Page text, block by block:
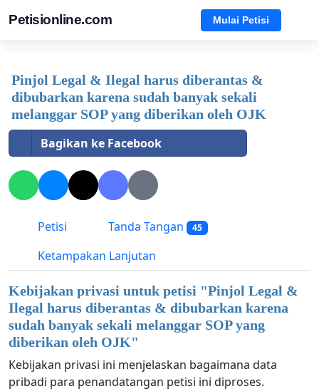
Petisionline.com Mulai Petisi
Pinjol Legal & Ilegal harus diberantas &
dibubarkan karena sudah banyak sekali
melanggar SOP yang diberikan oleh OJK
Bagikan ke Facebook
Petisi Tanda Tangan 45
Ketampakan Lanjutan
Kebijakan privasi untuk petisi "Pinjol Legal &
Ilegal harus diberantas & dibubarkan karena
sudah banyak sekali melanggar SOP yang
diberikan oleh OJK"
Kebijakan privasi ini menjelaskan bagaimana data
pribadi para penandatangan petisi ini diproses.